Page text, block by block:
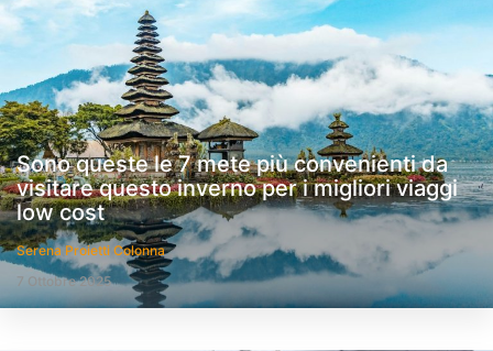
Sono queste le 7 mete più convenienti da
visitare questo inverno per i migliori viaggi
low cost
Serena Proietti Colonna
7 Ottobre 2025